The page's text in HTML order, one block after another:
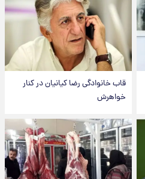
قاب خانوادگی رضا کیانیان در کنار
خواهرش